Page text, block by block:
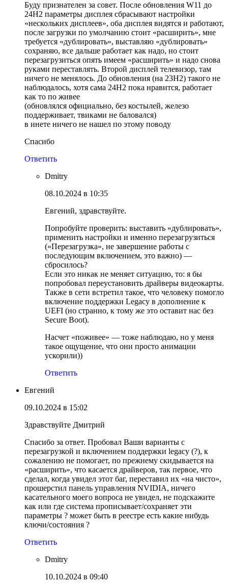
Буду признателен за совет. После обновления W11 до
24Н2 параметры дисплея сбрасывают настройки
«нескольких дисплеев», оба дисплея видятся и работают,
после загрузки по умолчанию стоит «расширить», мне
требуется «дублировать», выставляю «дублировать»
сохраняю, все дальше работает как надо, но стоит
перезагрузиться опять имеем «расширить» и надо снова
руками переставлять. Второй дисплей телевизор, там
ничего не менялось. До обновления (на 23Н2) такого не
наблюдалось, хотя сама 24Н2 пока нравится, работает
как то по живее
(обновлялся официально, без костылей, железо
поддерживает, твиками не баловался)
в инете ничего не нашел по этому поводу
Спасибо
Ответить
Dmitry
08.10.2024 в 10:35
Евгений, здравствуйте.
Попробуйте проверить: выставить «дублировать»,
применить настройки и именно перезагрузиться
(«Перезагрузка», не завершение работы с
последующим включением, это важно) —
сбросилось?
Если это никак не меняет ситуацию, то: я бы
попробовал переустановить драйверы видеокарты.
Также в сети встретил такое, что человеку помогло
включение поддержки Legacy в дополнение к
UEFI (но странно, к тому же это оставит нас без
Secure Boot).
Насчет «поживее» — тоже наблюдаю, но у меня
такое ощущение, что они просто анимации
ускорили))
Ответить
Евгений
09.10.2024 в 15:02
Здравствуйте Дмитрий
Спасибо за ответ. Пробовал Ваши варианты с
перезагрузкой и включением поддержки legacу (?), к
сожалению не помогает, по прежнему скидывается на
«расширить», что касается драйверов, так первое, что
сделал, когда увидел этот баг, переставил их «на чисто»,
прошерстил панель управления NVIDIA, ничего
касательного моего вопроса не увидел, не подскажите
как или где система прописывает/сохраняет эти
параметры ? может быть в реестре есть какие нибудь
ключи/состояния ?
Ответить
Dmitry
10.10.2024 в 09:40